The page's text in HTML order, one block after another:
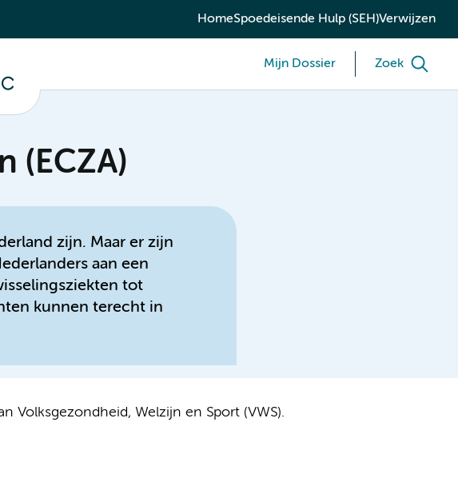
HomeSpoedeisende Hulp (SEH)Verwijzen
Mijn Dossier Zoek
(ECZA)
zijn. Maar er zijn
aan een
tot
kunnen terecht in
Volksgezondheid, Welzijn en Sport (VWS).